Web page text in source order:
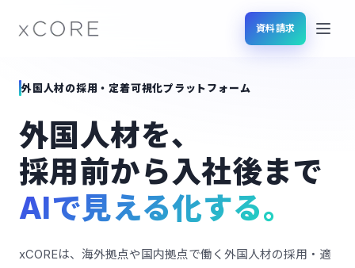
資料請求
製品・機能
対応言語 LANGUAGES
セキュリティ SECURITY
お問い合わせ CTA
外国人材の採用・定着可視化プラットフォーム
外国人材を、
採用前から入社後まで
AIで見える化する。
xCOREは、海外拠点や国内拠点で働く外国人材の採用・適